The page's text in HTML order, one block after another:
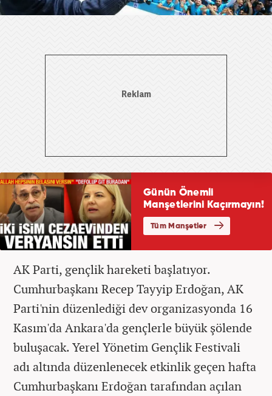
AK Parti, gençlik hareketi başlatıyor.
Cumhurbaşkanı Recep Tayyip Erdoğan, AK
Parti'nin düzenlediği dev organizasyonda 16
Kasım'da Ankara'da gençlerle büyük şölende
buluşacak. Yerel Yönetim Gençlik Festivali
adı altında düzenlenecek etkinlik geçen hafta
Cumhurbaşkanı Erdoğan tarafından açılan